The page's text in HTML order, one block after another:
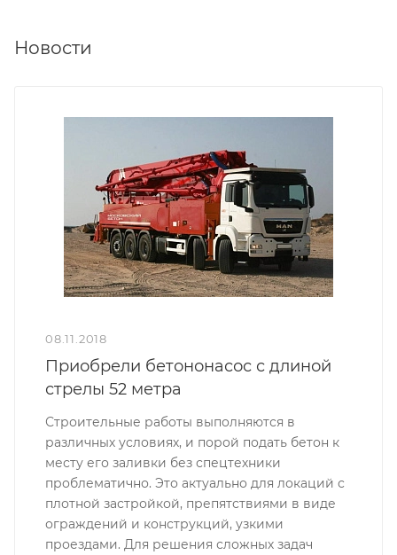
Новости
08.11.2018
Приобрели бетононасос с длиной
стрелы 52 метра
Строительные работы выполняются в
различных условиях, и порой подать бетон к
месту его заливки без спецтехники
проблематично. Это актуально для локаций с
плотной застройкой, препятствиями в виде
ограждений и конструкций, узкими
проездами. Для решения сложных задач